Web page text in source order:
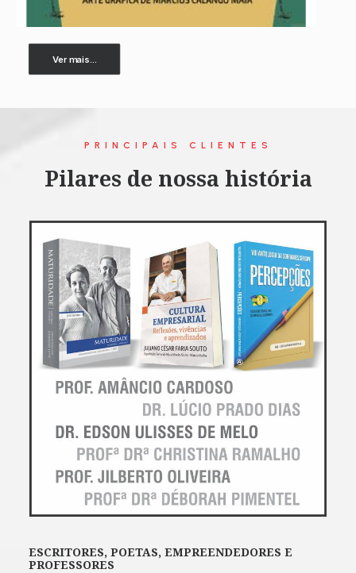
Ver mais...
PRINCIPAIS CLIENTES
Pilares de nossa história
ESCRITORES, POETAS, EMPREENDEDORES E
PROFESSORES